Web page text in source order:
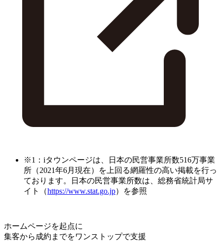
※1：iタウンページは、日本の民営事業所数516万事業
所（2021年6月現在）を上回る網羅性の高い掲載を行っ
ております。日本の民営事業所数は、総務省統計局サ
イト（https://www.stat.go.jp）を参照
ホームページを起点に
集客から成約までをワンストップで支援